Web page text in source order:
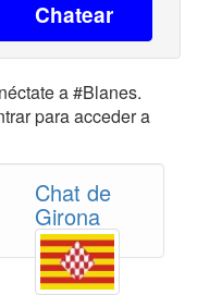
Chatear
a #Blanes.
para acceder a
Chat de
Girona